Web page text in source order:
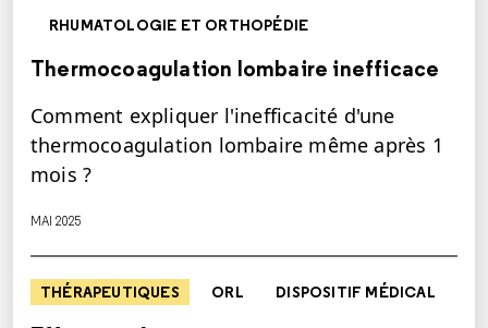
RHUMATOLOGIE ET ORTHOPÉDIE
Thermocoagulation lombaire inefficace
Comment expliquer l'inefficacité d'une
thermocoagulation lombaire même après 1
mois ?
MAI 2025
THÉRAPEUTIQUES ORL DISPOSITIF MÉDICAL